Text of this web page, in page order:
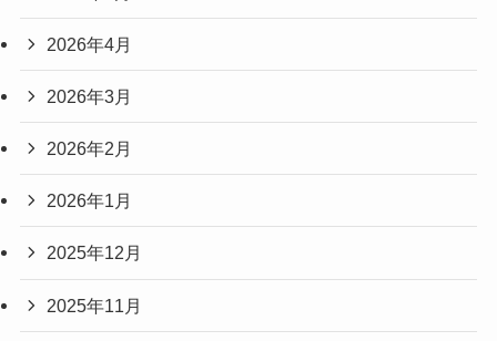
2026年4月
2026年3月
2026年2月
2026年1月
2025年12月
2025年11月